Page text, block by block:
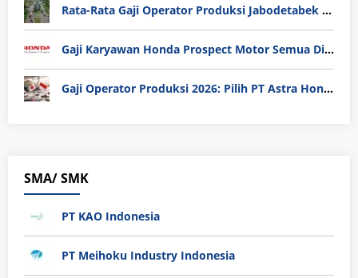
Rata-Rata Gaji Operator Produksi Jabodetabek 2025: Bedah Tuntas UMK, Lemburan, dan Realita Hidup Buruh
Gaji Karyawan Honda Prospect Motor Semua Divisi
Gaji Operator Produksi 2026: Pilih PT Astra Honda Motor (AHM) atau Manufaktur di Jepang?
SMA/ SMK
PT KAO Indonesia
PT Meihoku Industry Indonesia